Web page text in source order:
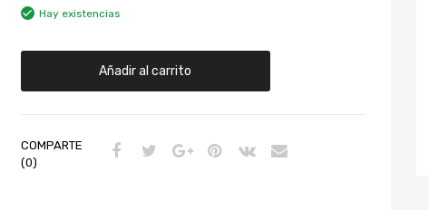
Hay existencias
Añadir al carrito
COMPARTE
(0)